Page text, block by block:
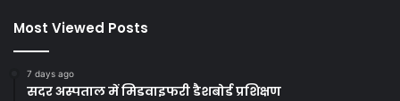
Most Viewed Posts
7 days ago
सदर अस्पताल में मिडवाइफरी डैशबोर्ड प्रशिक्षण